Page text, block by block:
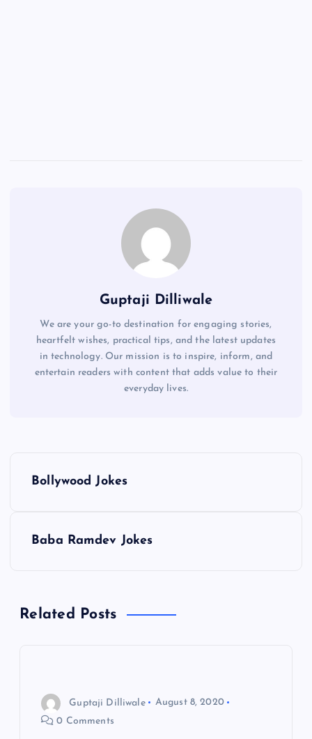
Guptaji Dilliwale
We are your go-to destination for engaging stories,
heartfelt wishes, practical tips, and the latest updates
in technology. Our mission is to inspire, inform, and
entertain readers with content that adds value to their
everyday lives.
n
Bollywood Jokes
Baba Ramdev Jokes
Related Posts
Guptaji Dilliwale
August 8, 2020
0 Comments